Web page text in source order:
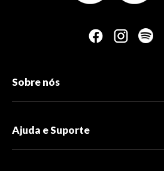
Sobre nós
Ajuda e Suporte